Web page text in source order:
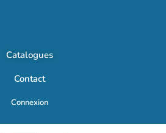
Catalogues
Contact
Connexion